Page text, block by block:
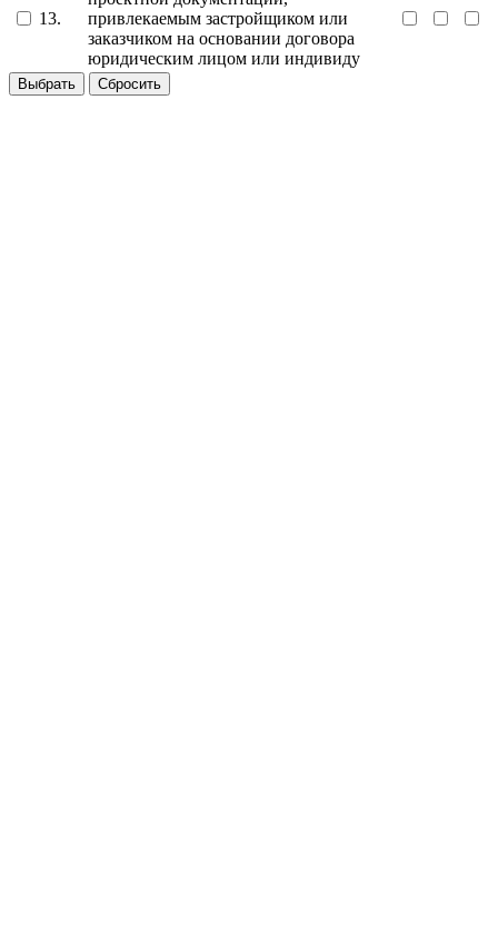
13.
привлекаемым застройщиком или
заказчиком на основании договора
юридическим лицом или индивиду
Выбрать Сбросить